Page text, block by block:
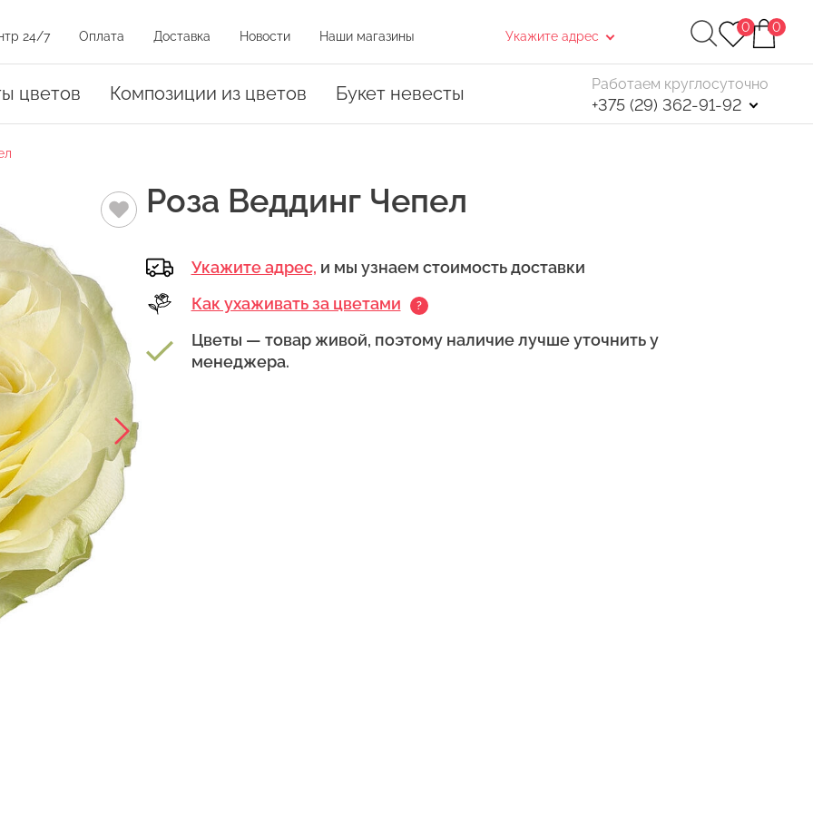
24/7 Оплата Доставка Новости Наши магазины Укажите адрес
0 0
цветов Композиции из цветов Букет невесты Работаем круглосуточно
+375 (29) 362-91-92
Роза Веддинг Чепел
Укажите адрес, и мы узнаем стоимость доставки
Как ухаживать за цветами
?
Цветы — товар живой, поэтому наличие лучше уточнить у
менеджера.
на карте
на магазин на карте или нажать на адрес в списке магазинов. После чего, в открывшемся окне нажмите